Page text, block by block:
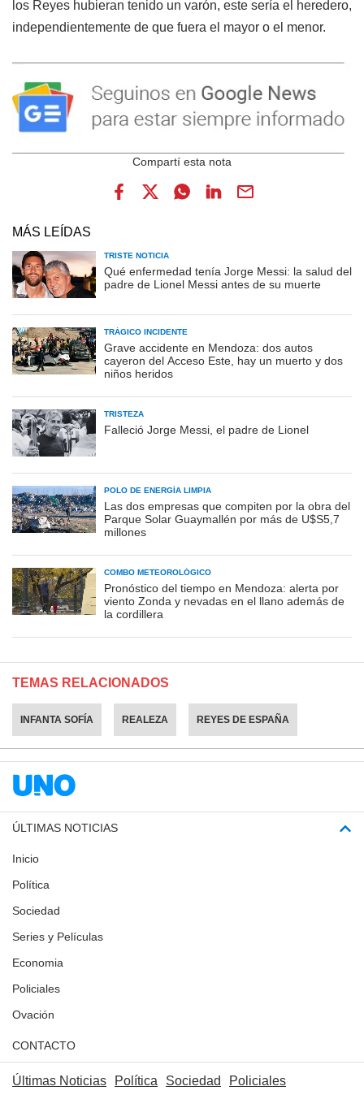
los Reyes hubieran tenido un varón, este sería el heredero,
independientemente de que fuera el mayor o el menor.
MÁS LEÍDAS
TRISTE NOTICIA
Qué enfermedad tenía Jorge Messi: la salud del
padre de Lionel Messi antes de su muerte
TRÁGICO INCIDENTE
Grave accidente en Mendoza: dos autos
cayeron del Acceso Este, hay un muerto y dos
niños heridos
TRISTEZA
Falleció Jorge Messi, el padre de Lionel
POLO DE ENERGÍA LIMPIA
Las dos empresas que compiten por la obra del
Parque Solar Guaymallén por más de U$S5,7
millones
COMBO METEOROLÓGICO
Pronóstico del tiempo en Mendoza: alerta por
viento Zonda y nevadas en el llano además de
la cordillera
TEMAS RELACIONADOS
INFANTA SOFÍA REALEZA REYES DE ESPAÑA
ÚLTIMAS NOTICIAS
Inicio
Política
Sociedad
Series y Películas
Economia
Policiales
Ovación
CONTACTO
Últimas Noticias Política Sociedad Policiales